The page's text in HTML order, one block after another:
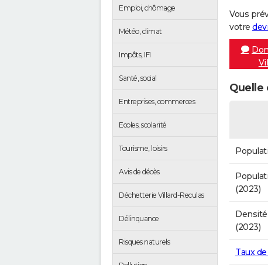
Emploi, chômage
Météo, climat
Impôts, IFI
Santé, social
Entreprises, commerces
Ecoles, scolarité
Tourisme, loisirs
Avis de décès
Déchetterie Villard-Reculas
Délinquance
Risques naturels
Vous
votre
Quelle
(2023)
(2023)
Taux